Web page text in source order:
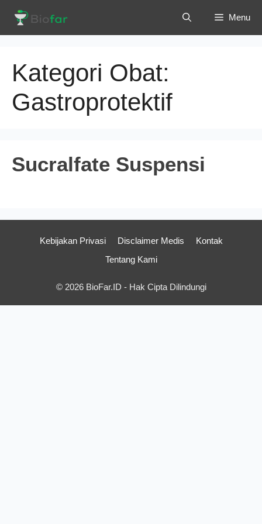
isi
Menu
Kategori Obat:
Gastroprotektif
Sucralfate Suspensi
Kebijakan Privasi Disclaimer Medis
Kontak
Tentang Kami
© 2026 BioFar.ID - Hak Cipta Dilindungi